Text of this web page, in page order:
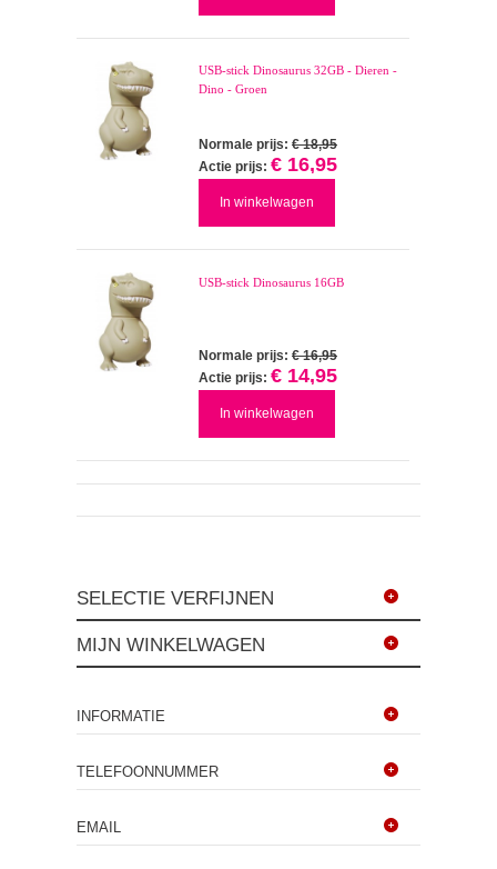
USB-stick Dinosaurus 32GB - Dieren -
Dino - Groen
Normale prijs: € 18,95
Actie prijs: € 16,95
In winkelwagen
USB-stick Dinosaurus 16GB
Normale prijs: € 16,95
Actie prijs: € 14,95
In winkelwagen
SELECTIE VERFIJNEN
MIJN WINKELWAGEN
INFORMATIE
TELEFOONNUMMER
EMAIL